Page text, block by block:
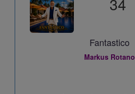
Fantastico
Markus Rotano